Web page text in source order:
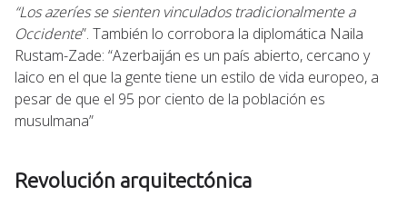
“Los azeríes se sienten vinculados tradicionalmente a
Occidente”. También lo corrobora la diplomática Naila
Rustam-Zade: “Azerbaiján es un país abierto, cercano y
laico en el que la gente tiene un estilo de vida europeo, a
pesar de que el 95 por ciento de la población es
musulmana”
Revolución arquitectónica